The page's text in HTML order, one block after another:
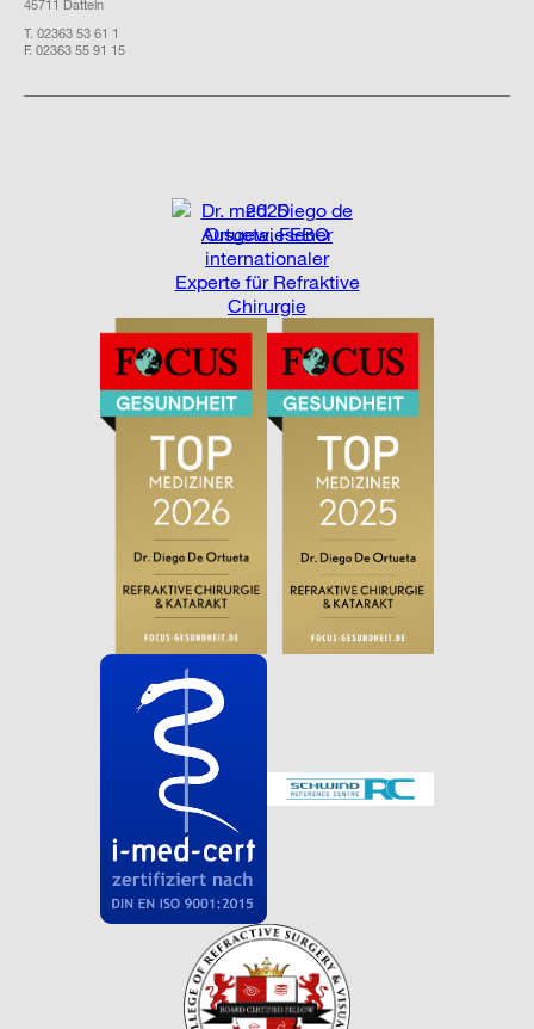
45711 Datteln
T. 02363 53 61 1
F. 02363 55 91 15
2025
Ausgewiesener
internationaler
Experte für Refraktive
Chirurgie